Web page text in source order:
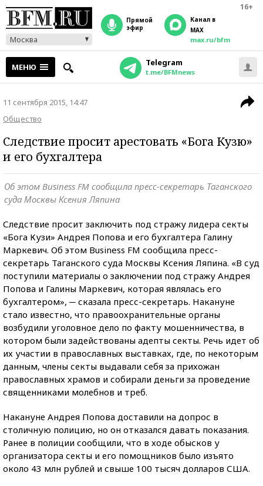
16+
Москва
прямой
эфир
Канал в
MAX
max.ru/bfm
МЕНЮ Telegram
t.me/BFMnews
11 сентября 2015, 14:47
Общество
Следствие просит арестовать «Бога Кузю»
и его бухгалтера
Об этом Business FM сообщила пресс-секретарь Таганского
суда Москвы Ксения Ляпина
Следствие просит заключить под стражу лидера секты
«Бога Кузи» Андрея Попова и его бухгалтера Галину
Маркевич. Об этом Business FM сообщила пресс-
секретарь Таганского суда Москвы Ксения Ляпина. «В суд
поступили материалы о заключении под стражу Андрея
Попова и Галины Маркевич, которая являлась его
бухгалтером», ─ сказала пресс-секретарь. Накануне
стало известно, что правоохранительные органы
возбудили уголовное дело по факту мошенничества, в
котором были задействованы адепты секты. Речь идет об
их участии в православных выставках, где, по некоторым
данным, члены секты выдавали себя за прихожан
православных храмов и собирали деньги за проведение
священниками молебнов и треб.
Накануне Андрея Попова доставили на допрос в
столичную полицию, но он отказался давать показания.
Ранее в полиции сообщили, что в ходе обысков у
организатора секты и его помощников было изъято
около 43 млн рублей и свыше 100 тысяч долларов США.